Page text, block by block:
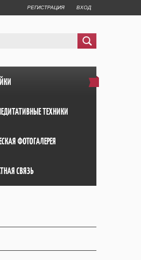
РЕГИСТРАЦИЯ ВХОД
ТЕХНИКИ
ФОТОГАЛЕРЕЯ
СВЯЗЬ